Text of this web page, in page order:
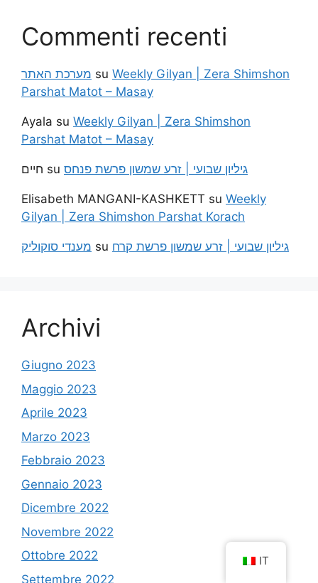
Commenti recenti
מערכת האתר su Weekly Gilyan | Zera Shimshon
Parshat Matot – Masay
Ayala su Weekly Gilyan | Zera Shimshon
Parshat Matot – Masay
חיים su גיליון שבועי | זרע שמשון פרשת פנחס
Elisabeth MANGANI-KASHKETT su Weekly
Gilyan | Zera Shimshon Parshat Korach
מענדי סוקוליק su גיליון שבועי | זרע שמשון פרשת קרח
Archivi
Giugno 2023
Maggio 2023
Aprile 2023
Marzo 2023
Febbraio 2023
Gennaio 2023
Dicembre 2022
Novembre 2022
Ottobre 2022
Settembre 2022
IT